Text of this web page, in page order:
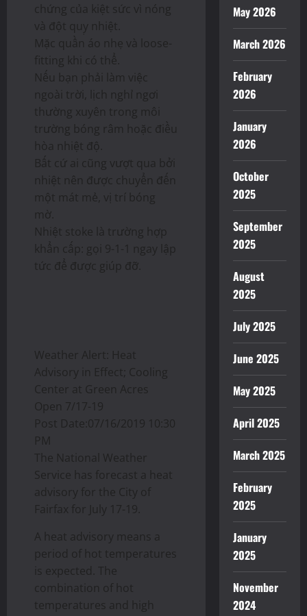
chứng của kiệt sức vì nóng
và đột quỵ nhiệt.
Mặc quần áo nhẹ và loose-
fitting khi có thể.
Nếu bạn phải làm việc
ngoài trời, lịch nghỉ ngơi
thường xuyên trong môi
trường bóng râm hoặc điều
hòa nhiệt độ.
Bất cứ ai cũng vượt qua bởi
nhiệt nên được chuyển đến
một mát mẻ, vị trí bóng
mờ.
Nhiệt stoke là trường hợp
khẩn cấp: gọi 9-1-1 ngay lập
tức để được giúp đỡ.
Weather Alert: Heat
Advisory in Effect; Cooling
Center at Green Acres
Open 7/17-19
Post Date:07/16/2019 10:30
PM
The National Weather
Service has forecast a heat
advisory for the City of
Fairfax for July 17-19.
A heat advisory means a
period of hot temperatures
is expected. The
combination of hot
temperatures and high
May 2026
March 2026
February
2026
January
2026
October
2025
September
2025
August
2025
July 2025
June 2025
May 2025
April 2025
March 2025
February
2025
January
2025
November
2024